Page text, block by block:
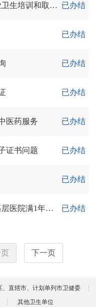
企业负责人和安全管理人员职业卫生培训和取证的流程和方式 已办结
已办结
已办结
已办结
医药服务 已办结
证书问题 已办结
已办结
2026年龙岩市级医院对口支援基层医院满1年的当年，符合免修公需课条件吗？ 已办结
页 下一页
、直辖市、计划单列市卫健委
其他卫生单位